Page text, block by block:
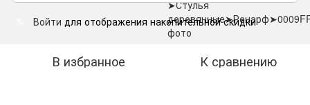
Войти для отображения накопительной скидки
В избранное К сравнению